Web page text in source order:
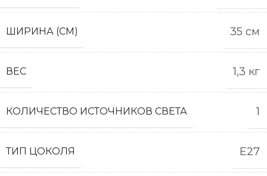
ШИРИНА (СМ) 35 см
ВЕС 1,3 кг
КОЛИЧЕСТВО ИСТОЧНИКОВ СВЕТА 1
ТИП ЦОКОЛЯ E27